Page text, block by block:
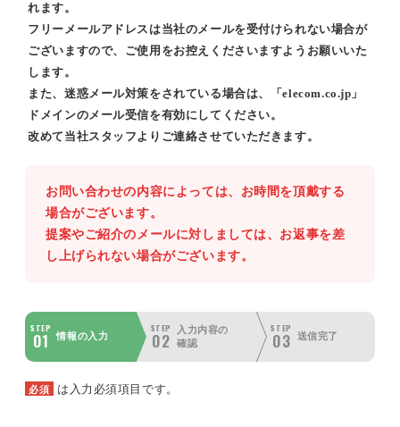
れます。
フリーメールアドレスは当社のメールを受付けられない場合が
ございますので、ご使用をお控えくださいますようお願いいた
します。
また、迷惑メール対策をされている場合は、「elecom.co.jp」
ドメインのメール受信を有効にしてください。
改めて当社スタッフよりご連絡させていただきます。
お問い合わせの内容によっては、お時間を頂戴する
場合がございます。
提案やご紹介のメールに対しましては、お返事を差
し上げられない場合がございます。
STEP
01 情報の入力
STEP
02
入力内容の
確認
STEP
03 送信完了
必須 は入力必須項目です。